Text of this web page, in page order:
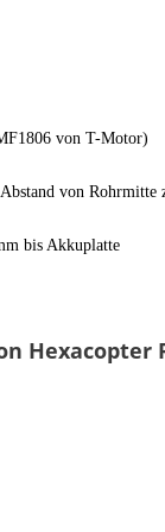
von T-Motor)
von Rohrmitte
bis Akkuplatte